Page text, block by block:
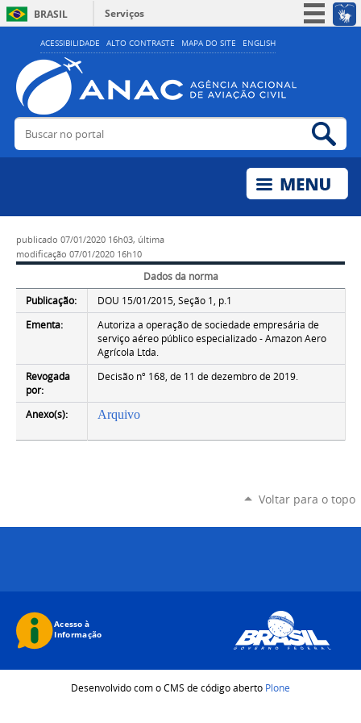
ACESSIBILIDADE ALTO CONTRASTE MAPA DO SITE ENGLISH
BRASIL
Serviços
Simplifique!
Acesso à informação
Legislação
Buscar no portal
publicado 07/01/2020 16h03, última
modificação 07/01/2020 16h10
Dados da norma
Publicação:
DOU 15/01/2015, Seção 1, p.1
Ementa:
Autoriza a operação de sociedade empresária de
serviço aéreo público especializado - Amazon Aero
Agrícola Ltda.
Revogada
por:
Decisão nº 168, de 11 de dezembro de 2019.
Anexo(s): Arquivo
Voltar para o topo
Desenvolvido com o CMS de código aberto Plone